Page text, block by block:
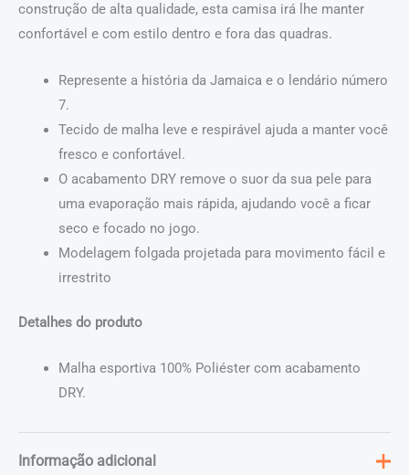
construção de alta qualidade, esta camisa irá lhe manter
confortável e com estilo dentro e fora das quadras.
Represente a história da Jamaica e o lendário número
7.
Tecido de malha leve e respirável ajuda a manter você
fresco e confortável.
O acabamento DRY remove o suor da sua pele para
uma evaporação mais rápida, ajudando você a ficar
seco e focado no jogo.
Modelagem folgada projetada para movimento fácil e
irrestrito
Detalhes do produto
Malha esportiva 100% Poliéster com acabamento
DRY.
Informação adicional